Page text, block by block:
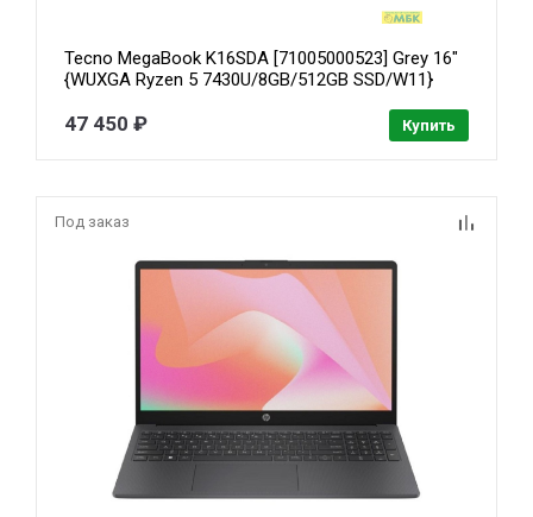
Tecno MegaBook K16SDA [71005000523] Grey 16"
{WUXGA Ryzen 5 7430U/8GB/512GB SSD/W11}
47 450 ₽ Купить
Под заказ